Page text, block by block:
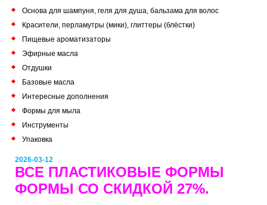
Основа для шампуня, геля для душа, бальзама для волос
Красители, перламутры (мики), глиттеры (блёстки)
Пищевые ароматизаторы
Эфирные масла
Отдушки
Базовые масла
Интересные дополнения
Формы для мыла
Инструменты
Упаковка
2026-03-12
ВСЕ ПЛАСТИКОВЫЕ ФОРМЫ
ФОРМЫ СО СКИДКОЙ 27%.